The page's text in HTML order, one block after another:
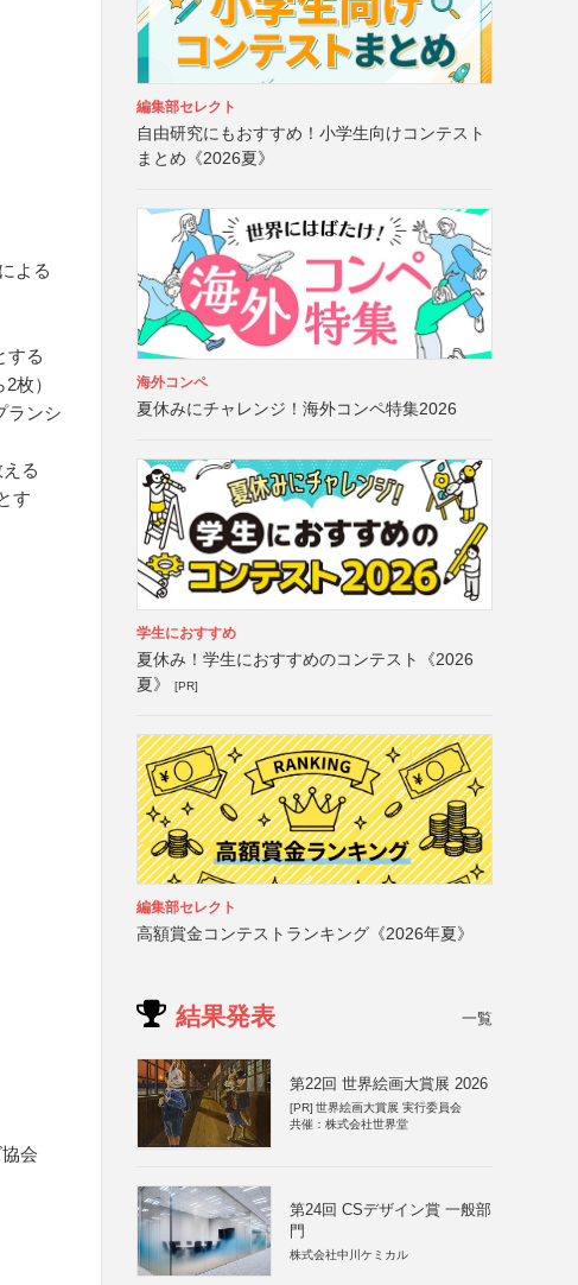
よる
する
枚）
ランシ
る
す
会
編集部セレクト
自由研究にもおすすめ！小学生向けコンテスト
まとめ《2026夏》
海外コンペ
夏休みにチャレンジ！海外コンペ特集2026
学生におすすめ
夏休み！学生におすすめのコンテスト《2026
夏》
[PR]
編集部セレクト
高額賞金コンテストランキング《2026年夏》
結果発表 一覧
第22回 世界絵画大賞展 2026
[PR] 世界絵画大賞展 実行委員会
共催：株式会社世界堂
第24回 CSデザイン賞 一般部
門
株式会社中川ケミカル